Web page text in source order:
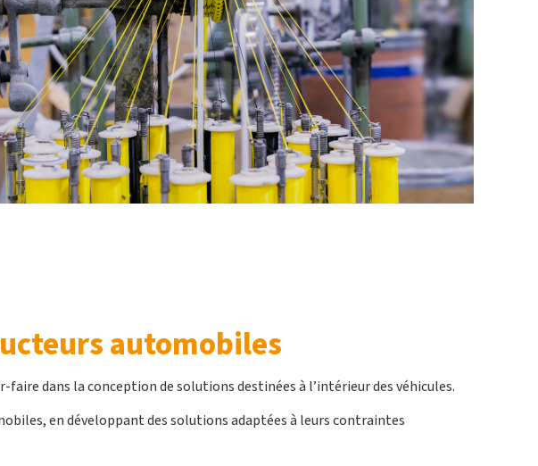
automobiles
dans la conception de solutions destinées à l’intérieur des véhicules.
en développant des solutions adaptées à leurs contraintes